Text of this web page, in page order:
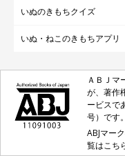
いぬのきもちクイズ
いぬ・ねこのきもちアプリ
ＡＢＪマ
が、著作
ービスで
号）です。
ABJマー
覧はこち